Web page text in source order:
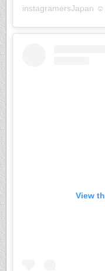
instagramersJapan
View